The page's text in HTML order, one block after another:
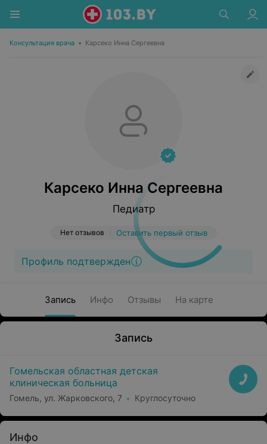
Консультация врача • Карсеко Инна Сергеевна
Карсеко Инна Сергеевна
Педиатр
Нет отзывов Оставить первый отзыв
Профиль подтвержден
Запись Инфо Отзывы На карте
Запись
Гомельская областная детская
клиническая больница
Гомель, ул. Жарковского, 7 Круглосуточно
Инфо